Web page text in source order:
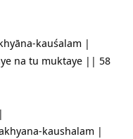
kauśalam |
na tu muktaye || 58
kaushalam |